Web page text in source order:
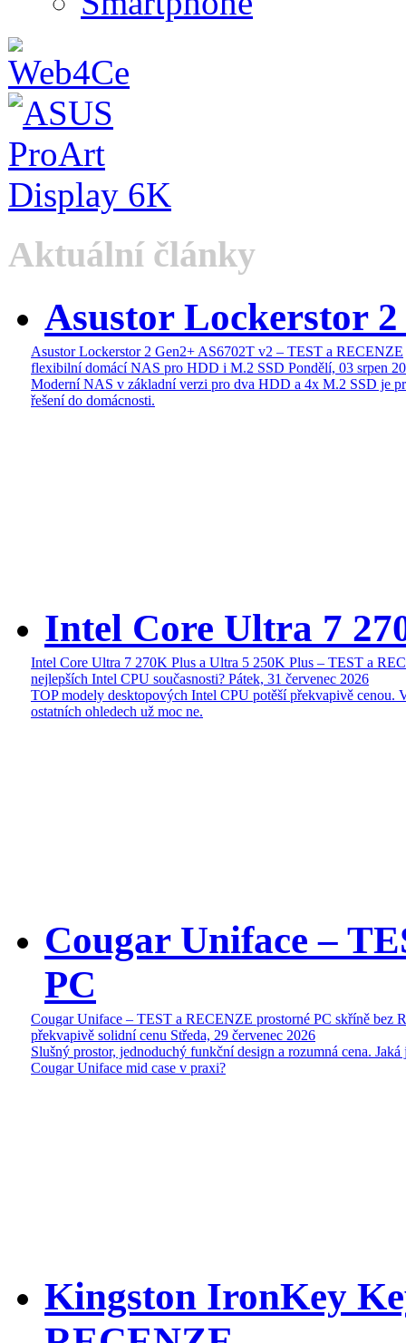
Aktuální články
Asustor Lockerstor
Asustor Lockerstor 2 Gen2+ AS6702T v2 – TEST a RECENZE
flexibilní domácí NAS pro HDD i M.2 SSD Pondělí, 03 srpen
Moderní NAS v základní verzi pro dva HDD a 4x M.2 SSD je
řešení do domácnosti.
Intel Core Ultra 7
Intel Core Ultra 7 270K Plus a Ultra 5 250K Plus – TEST a
nejlepších Intel CPU současnosti? Pátek, 31 červenec 2026
TOP modely desktopových Intel CPU potěší překvapivě cenou.
ostatních ohledech už moc ne.
Cougar Uniface –
PC
Cougar Uniface – TEST a RECENZE prostorné PC skříně bez
překvapivě solidní cenu Středa, 29 červenec 2026
Slušný prostor, jednoduchý funkční design a rozumná cena. Jaká
Cougar Uniface mid case v praxi?
Kingston IronKey